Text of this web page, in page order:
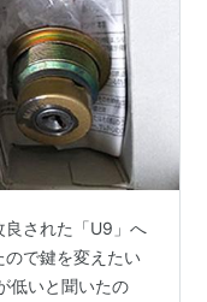
良された「U9」へ
ので鍵を変えたい
低いと聞いたの